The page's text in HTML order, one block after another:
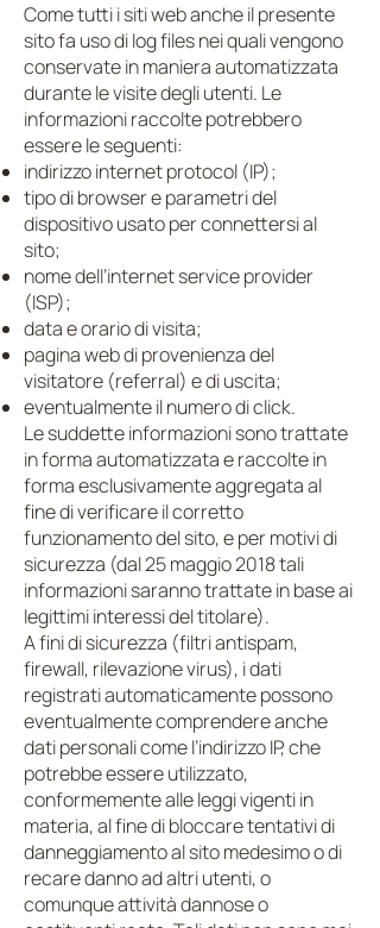
Come tutti i siti web anche il presente
sito fa uso di log files nei quali vengono
conservate in maniera automatizzata
durante le visite degli utenti. Le
informazioni raccolte potrebbero
essere le seguenti:
indirizzo internet protocol (IP);
tipo di browser e parametri del
dispositivo usato per connettersi al
sito;
nome dell’internet service provider
(ISP);
data e orario di visita;
pagina web di provenienza del
visitatore (referral) e di uscita;
eventualmente il numero di click.
Le suddette informazioni sono trattate
in forma automatizzata e raccolte in
forma esclusivamente aggregata al
fine di verificare il corretto
funzionamento del sito, e per motivi di
sicurezza (dal 25 maggio 2018 tali
informazioni saranno trattate in base ai
legittimi interessi del titolare).
A fini di sicurezza (filtri antispam,
firewall, rilevazione virus), i dati
registrati automaticamente possono
eventualmente comprendere anche
dati personali come l’indirizzo IP, che
potrebbe essere utilizzato,
conformemente alle leggi vigenti in
materia, al fine di bloccare tentativi di
danneggiamento al sito medesimo o di
recare danno ad altri utenti, o
comunque attività dannose o